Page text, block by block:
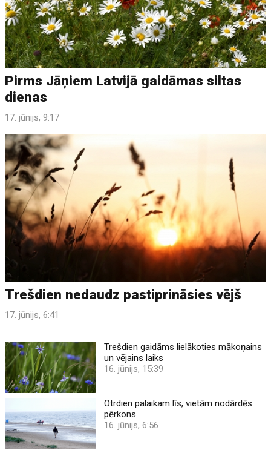
Pirms Jāņiem Latvijā gaidāmas siltas
dienas
17. jūnijs, 9:17
Trešdien nedaudz pastiprināsies vējš
17. jūnijs, 6:41
Trešdien gaidāms lielākoties mākoņains
un vējains laiks
16. jūnijs, 15:39
Otrdien palaikam līs, vietām nodārdēs
pērkons
16. jūnijs, 6:56